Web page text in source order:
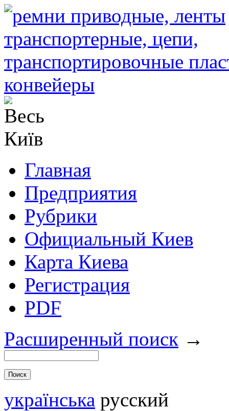
Главная
Предприятия
Рубрики
Официальный Киев
Карта Киева
Регистрация
PDF
Расширенный поиск →
українська русский